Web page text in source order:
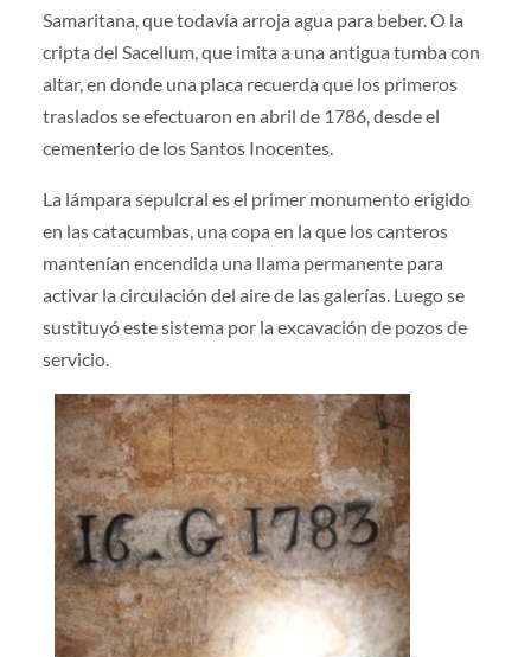
Samaritana, que todavía arroja agua para beber. O la
cripta del Sacellum, que imita a una antigua tumba con
altar, en donde una placa recuerda que los primeros
traslados se efectuaron en abril de 1786, desde el
cementerio de los Santos Inocentes.
La lámpara sepulcral es el primer monumento erigido
en las catacumbas, una copa en la que los canteros
mantenían encendida una llama permanente para
activar la circulación del aire de las galerías. Luego se
sustituyó este sistema por la excavación de pozos de
servicio.